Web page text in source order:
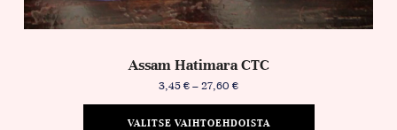
Assam Hatimara CTC
3,45€–27,60 €
VALITSE VAIHTOEHDOISTA